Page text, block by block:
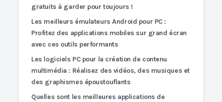
gratuits à garder pour toujours !
Les meilleurs émulateurs Android pour PC :
Profitez des applications mobiles sur grand écran
avec ces outils performants
Les logiciels PC pour la création de contenu
multimédia : Réalisez des vidéos, des musiques et
des graphismes époustouflants
Quelles sont les meilleures applications de